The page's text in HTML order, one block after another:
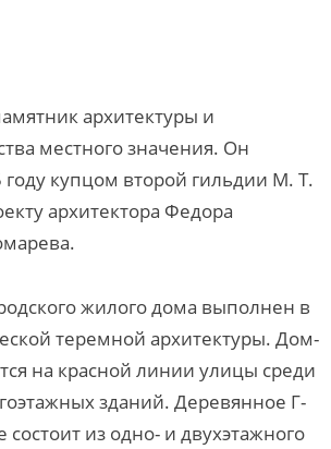
архитектуры и
местного значения. Он
году купцом второй гильдии М. Т.
архитектора Федора
жилого дома выполнен в
теремной архитектуры. Дом-
на красной линии улицы среди
зданий. Деревянное Г-
состоит из одно- и двухэтажного